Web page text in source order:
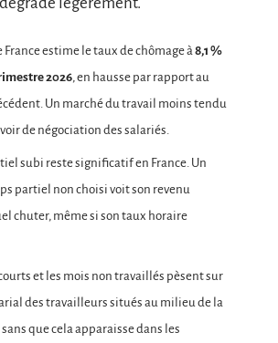
France estime le taux de chômage à 8,1 %
2026, en hausse par rapport au
Un marché du travail moins tendu
de négociation des salariés.
subi reste significatif en France. Un
partiel non choisi voit son revenu
chuter, même si son taux horaire
et les mois non travaillés pèsent sur
des travailleurs situés au milieu de la
que cela apparaisse dans les